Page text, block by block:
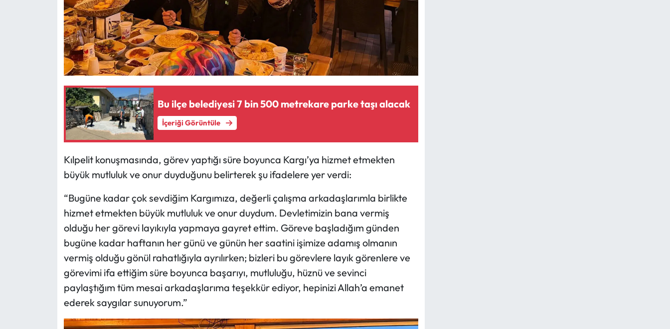
Bu ilçe belediyesi 7 bin 500 metrekare parke taşı alacak
İçeriği Görüntüle
Kılpelit konuşmasında, görev yaptığı süre boyunca Kargı’ya hizmet etmekten
büyük mutluluk ve onur duyduğunu belirterek şu ifadelere yer verdi:
“Bugüne kadar çok sevdiğim Kargımıza, değerli çalışma arkadaşlarımla birlikte
hizmet etmekten büyük mutluluk ve onur duydum. Devletimizin bana vermiş
olduğu her görevi layıkıyla yapmaya gayret ettim. Göreve başladığım günden
bugüne kadar haftanın her günü ve günün her saatini işimize adamış olmanın
vermiş olduğu gönül rahatlığıyla ayrılırken; bizleri bu görevlere layık görenlere ve
görevimi ifa ettiğim süre boyunca başarıyı, mutluluğu, hüznü ve sevinci
paylaştığım tüm mesai arkadaşlarıma teşekkür ediyor, hepinizi Allah’a emanet
ederek saygılar sunuyorum.”
Yemek Tarifleri
Yerel Haberler